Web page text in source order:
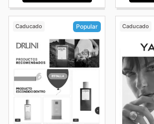
Caducado Popular Caducado